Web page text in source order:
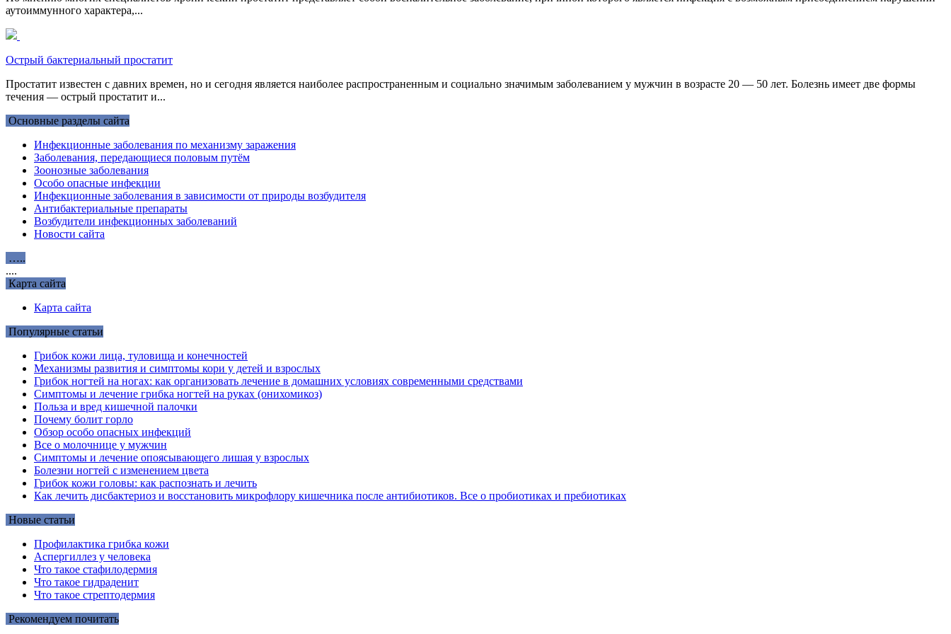
аутоиммунного характера,...
Острый бактериальный простатит
Простатит известен с давних времен, но и сегодня является наиболее распространенным и социально значимым заболеванием у мужчин в возрасте 20 — 50 лет. Болезнь имеет две формы
течения — острый простатит и...
Основные разделы сайта
Инфекционные заболевания по механизму заражения
Заболевания, передающиеся половым путём
Зоонозные заболевания
Особо опасные инфекции
Инфекционные заболевания в зависимости от природы возбудителя
Антибактериальные препараты
Возбудители инфекционных заболеваний
Новости сайта
…..
....
Карта сайта
Карта сайта
Популярные статьи
Грибок кожи лица, туловища и конечностей
Механизмы развития и симптомы кори у детей и взрослых
Грибок ногтей на ногах: как организовать лечение в домашних условиях современными средствами
Симптомы и лечение грибка ногтей на руках (онихомикоз)
Польза и вред кишечной палочки
Почему болит горло
Обзор особо опасных инфекций
Все о молочнице у мужчин
Симптомы и лечение опоясывающего лишая у взрослых
Болезни ногтей с изменением цвета
Грибок кожи головы: как распознать и лечить
Как лечить дисбактериоз и восстановить микрофлору кишечника после антибиотиков. Все о пробиотиках и пребиотиках
Новые статьи
Профилактика грибка кожи
Аспергиллез у человека
Что такое стафилодермия
Что такое гидраденит
Что такое стрептодермия
Рекомендуем почитать